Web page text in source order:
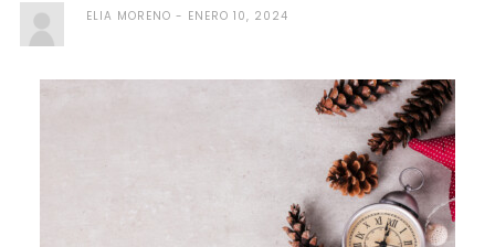
ELIA MORENO ENERO 10, 2024